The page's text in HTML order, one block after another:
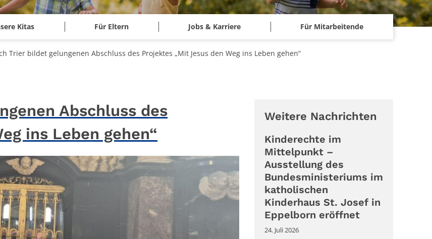
Kitas Für Eltern Jobs & Karriere Für Mitarbeitende
Trier bildet gelungenen Abschluss des Projektes „Mit Jesus den Weg ins Leben gehen“
Abschluss des
ins Leben gehen“
Weitere Nachrichten
Kinderechte im
Mittelpunkt –
Ausstellung des
Bundesministeriums im
katholischen
Kinderhaus St. Josef in
Eppelborn eröffnet
24. Juli 2026